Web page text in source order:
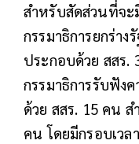
สำหรับสัดส่วนที่จะ
กรรมาธิการยกร่า
ประกอบด้วย สสร.
กรรมาธิการรับฟัง
ด้วย สสร. 15 คน
คน โดยมีกรอบเวล